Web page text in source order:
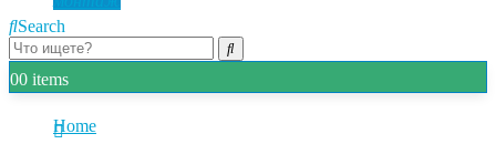
Search
00 items
Home